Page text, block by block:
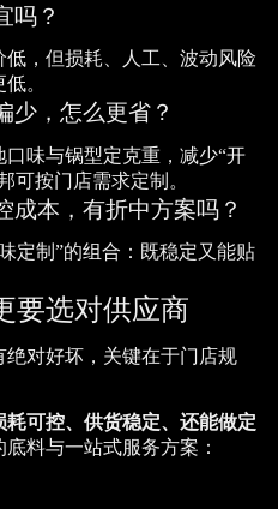
吗？
，但损耗、人工、波动风险
。
少，怎么更省？
口味与锅型定克重，减少“开
可按门店需求定制。
成本，有折中方案吗？
定制”的组合：既稳定又能贴
要选对供应商
对好坏，关键在于门店规
耗可控、供货稳定、还能做定
料与一站式服务方案：